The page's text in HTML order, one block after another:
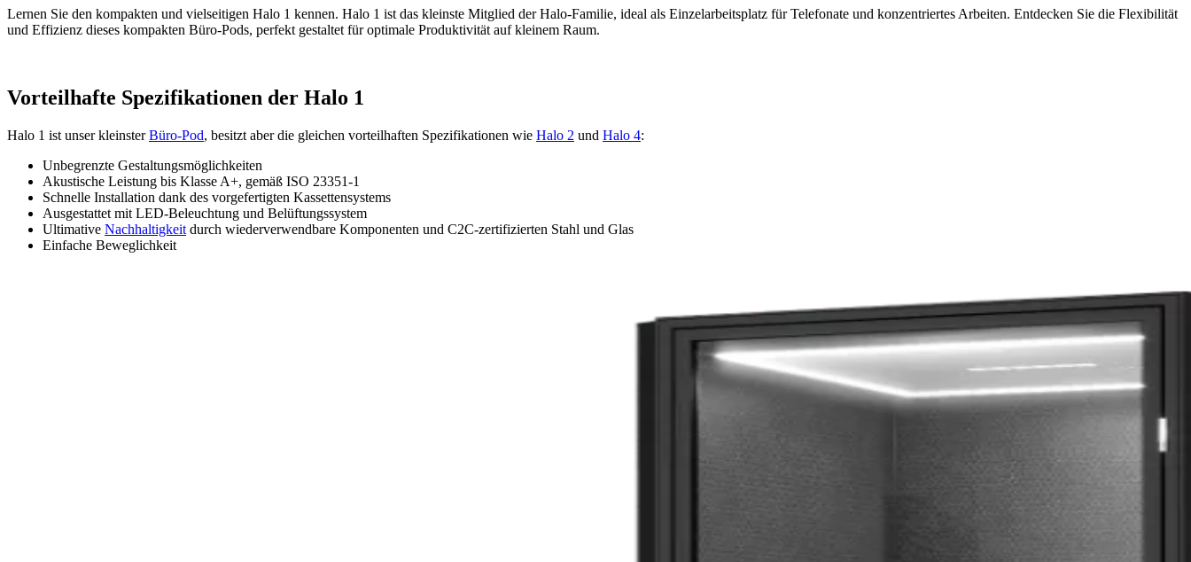
Lernen Sie den kompakten und vielseitigen Halo 1 kennen. Halo 1 ist das kleinste Mitglied der Halo-Familie, ideal als Einzelarbeitsplatz für Telefonate und konzentriertes Arbeiten. Entdecken Sie die Flexibilität
und Effizienz dieses kompakten Büro-Pods, perfekt gestaltet für optimale Produktivität auf kleinem Raum.
Vorteilhafte Spezifikationen der Halo 1
Halo 1 ist unser kleinsterBüro-Pod, besitzt aber die gleichen vorteilhaften Spezifikationen wie Halo 2 und Halo 4:
Unbegrenzte Gestaltungsmöglichkeiten
Akustische Leistung bis Klasse A+, gemäß ISO 23351-1
Schnelle Installation dank des vorgefertigten Kassettensystems
Ausgestattet mit LED-Beleuchtung und Belüftungssystem
Ultimative Nachhaltigkeit durch wiederverwendbare Komponenten und C2C-zertifizierten Stahl und Glas
Einfache Beweglichkeit